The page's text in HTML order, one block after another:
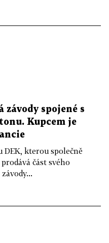
závody spojené s
Kupcem je
DEK, kterou společně
část svého